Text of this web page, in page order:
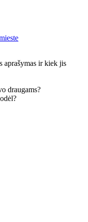
aprašymas ir kiek jis
draugams?